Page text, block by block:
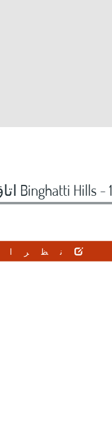
Binghatti Hills - 1 اتاق خواب /